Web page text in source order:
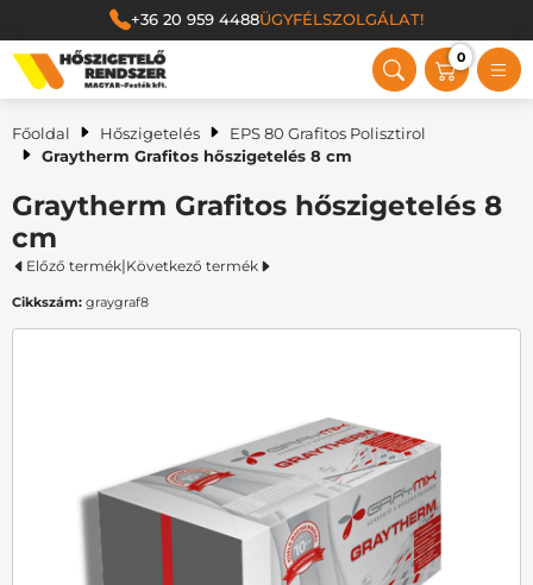
+36 20 959 4488ÜGYFÉLSZOLGÁLAT!
Magyar Festék Kft.
0
Főoldal Hőszigetelés
EPS 80 Grafitos Polisztirol
Graytherm Grafitos hőszigetelés 8 cm
Graytherm Grafitos hőszigetelés 8
cm
Előző termék|Következő termék
Cikkszám:graygraf8